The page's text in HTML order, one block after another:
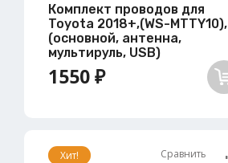
Комплект проводов для
Toyota 2018+,(WS-MTTY10),
(основной, антенна,
мультируль, USB)
1550 ₽
Хит! Сравнить